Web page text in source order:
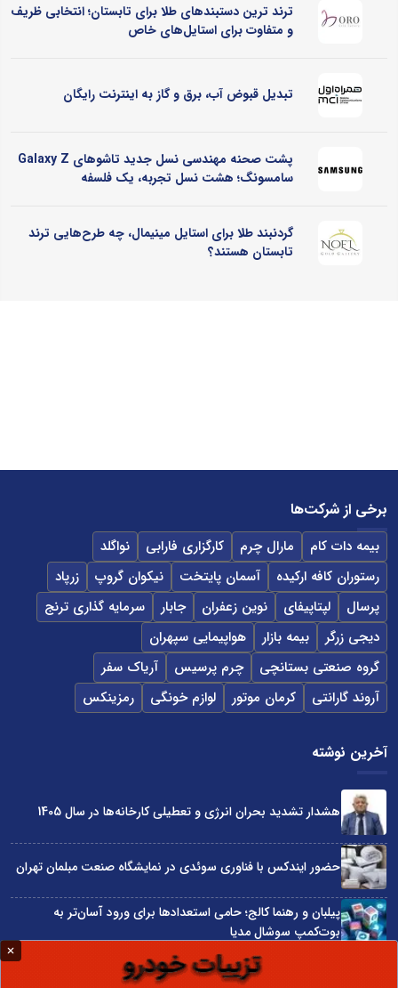
ترند ترین دستبندهای طلا برای تابستان؛ انتخابی ظریف
و متفاوت برای استایل‌های خاص
تبدیل قبوض آب، برق و گاز به اینترنت رایگان
پشت صحنه مهندسی نسل جدید تاشوهای Galaxy Z
سامسونگ؛ هشت نسل تجربه، یک فلسفه
گردنبند طلا برای استایل مینیمال، چه طرح‌هایی ترند
تابستان هستند؟
برخی از شرکت‌ها
بیمه دات کام مارال چرم کارگزاری فارابی
نواگلد
رستوران کافه ارکیده
آسمان پایتخت نیکوان گروپ
زرپاد
پرسال
لپتاپیفای نوین زعفران جابار
سرمایه گذاری ترنج
دیجی زرگر
بیمه بازار
هواپیمایی سپهران
گروه صنعتی بستانچی
چرم پرسیس
آریاک سفر
آروند گارانتی
کرمان موتور لوازم خونگی رمزینکس
آخرین نوشته
هشدار تشدید بحران انرژی و تعطیلی کارخانه‌ها در سال 1405
حضور ایندکس با فناوری سوئدی در نمایشگاه صنعت مبلمان تهران
پیلبان و رهنما کالج؛ حامی استعدادها برای ورود آسان‌تر به
بوت‌کمپ سوشال مدیا
واردات مستقیم از چین؛ چگونه حذف واسطه‌ها سود کسب‌وکارها